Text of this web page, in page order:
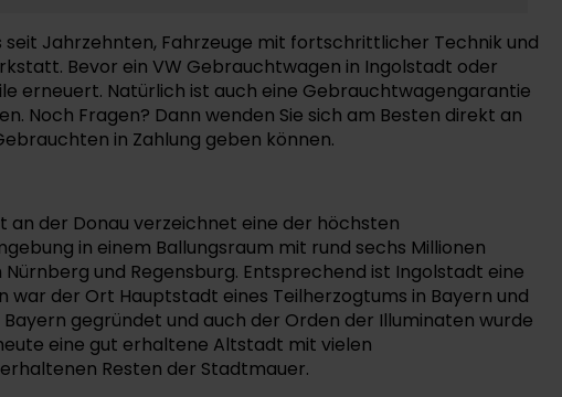
Jahrzehnten, Fahrzeuge mit fortschrittlicher Technik und
Bevor ein VW Gebrauchtwagen in Ingolstadt oder
erneuert. Natürlich ist auch eine Gebrauchtwagengarantie
Noch Fragen? Dann wenden Sie sich am Besten direkt an
in Zahlung geben können.
an der Donau verzeichnet eine der höchsten
in einem Ballungsraum mit rund sechs Millionen
und Regensburg. Entsprechend ist Ingolstadt eine
der Ort Hauptstadt eines Teilherzogtums in Bayern und
gegründet und auch der Orden der Illuminaten wurde
eine gut erhaltene Altstadt mit vielen
Resten der Stadtmauer.